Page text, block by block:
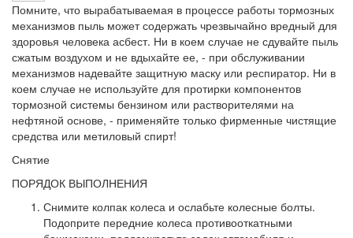
Помните, что вырабатываемая в процессе работы тормозных
механизмов пыль может содержать чрезвычайно вредный для
здоровья человека асбест. Ни в коем случае не сдувайте пыль
сжатым воздухом и не вдыхайте ее, - при обслуживании
механизмов надевайте защитную маску или респиратор. Ни в
коем случае не используйте для протирки компонентов
тормозной системы бензином или растворителями на
нефтяной основе, - применяйте только фирменные чистящие
средства или метиловый спирт!
Снятие
ПОРЯДОК ВЫПОЛНЕНИЯ
Снимите колпак колеса и ослабьте колесные болты.
Подоприте передние колеса противооткатными